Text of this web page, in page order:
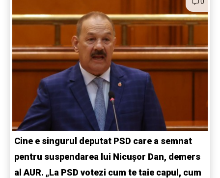
Cine e singurul deputat PSD care a semnat
pentru suspendarea lui Nicușor Dan, demers
al AUR. „La PSD votezi cum te taie capul, cum